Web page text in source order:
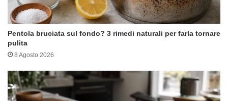
Pentola bruciata sul fondo? 3 rimedi naturali per farla tornare
pulita
8 Agosto 2026